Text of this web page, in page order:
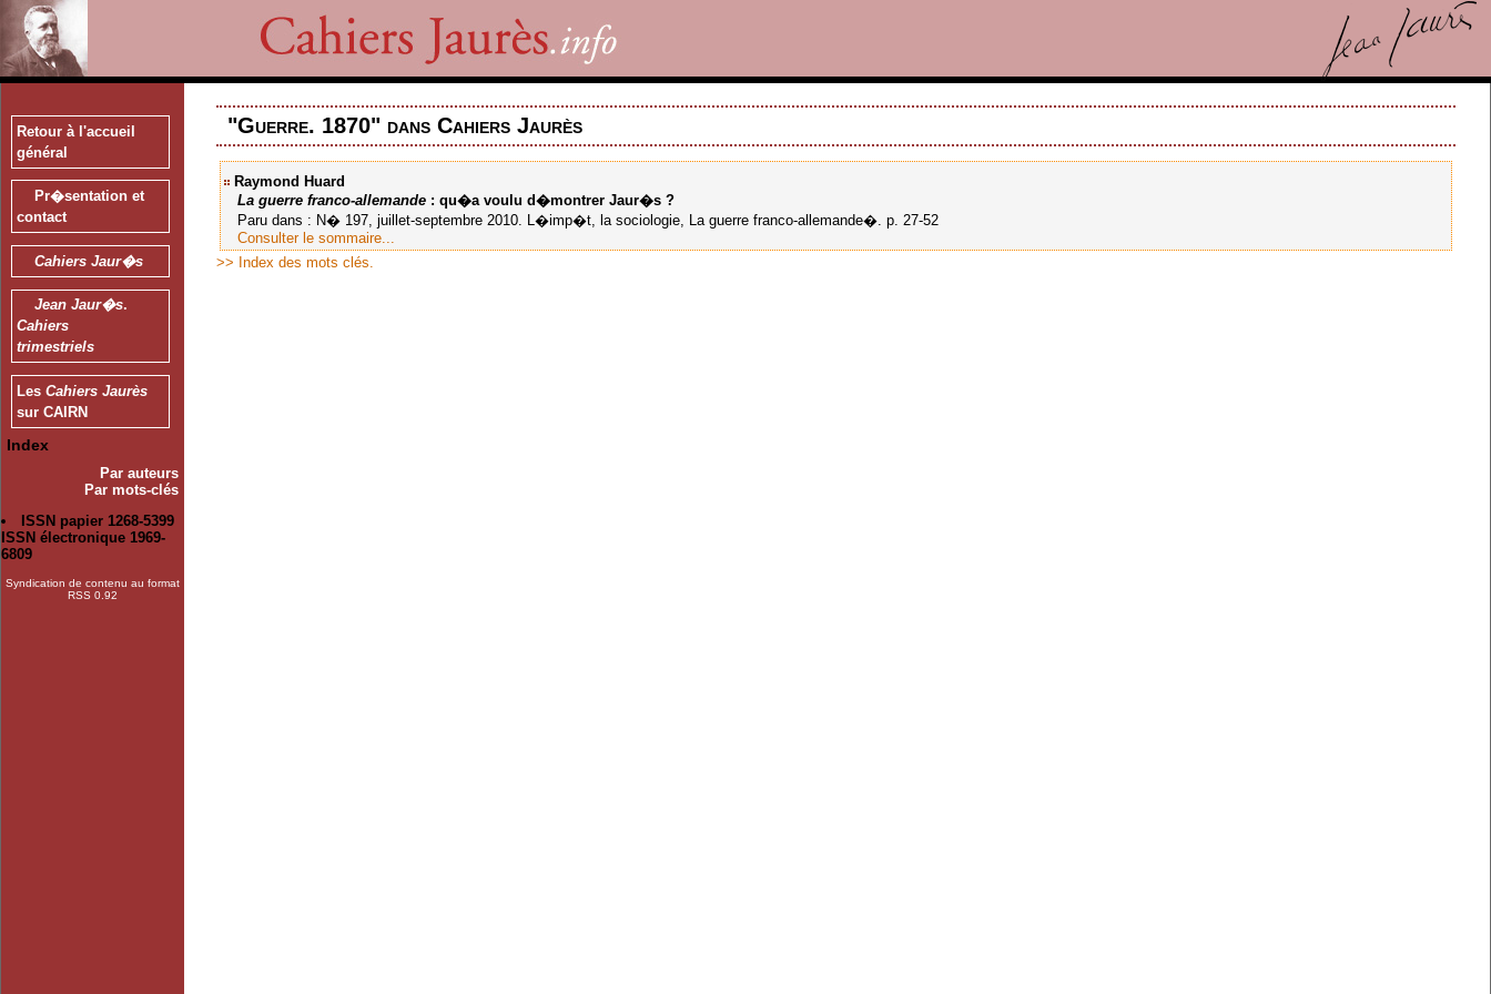
Retour à l'accueil
général
Pr�sentation et
contact
Cahiers Jaur�s
Jean Jaur�s.
Cahiers
trimestriels
Les Cahiers Jaurès
sur CAIRN
Index
Par auteurs
Par mots-clés
ISSN papier 1268-5399
ISSN électronique 1969-
6809
Syndication de contenu au format
RSS 0.92
"Guerre. 1870" dans Cahiers Jaurès
Raymond Huard
La guerre franco-allemande : qu�a voulu d�montrer Jaur�s ?
Paru dans : N� 197, juillet-septembre 2010. L�imp�t, la sociologie, La guerre franco-allemande�. p. 27-52
Consulter le sommaire...
>> Index des mots clés.